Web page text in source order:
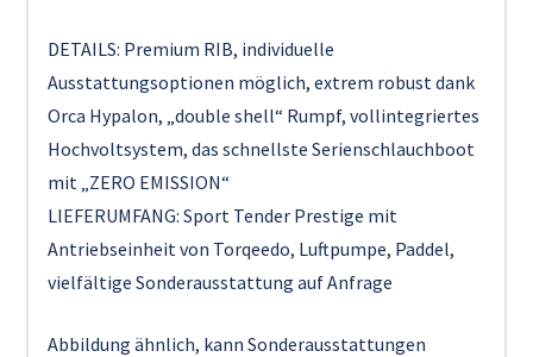
DETAILS: Premium RIB, individuelle
Ausstattungsoptionen möglich, extrem robust dank
Orca Hypalon, „double shell“ Rumpf, vollintegriertes
Hochvoltsystem, das schnellste Serienschlauchboot
mit „ZERO EMISSION“
LIEFERUMFANG: Sport Tender Prestige mit
Antriebseinheit von Torqeedo, Luftpumpe, Paddel,
vielfältige Sonderausstattung auf Anfrage
Abbildung ähnlich, kann Sonderausstattungen